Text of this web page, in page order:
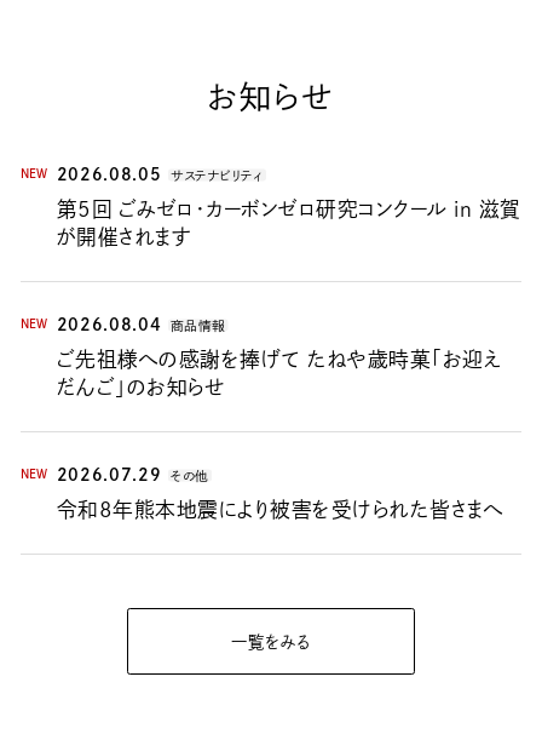
お知らせ
NEW
第5回 ごみゼロ・カーボンゼロ研究コンクール in 滋賀
が開催されます
2026.08.05 サステナビリティ
NEW
ご先祖様への感謝を捧げて たねや歳時菓「お迎え
だんご」のお知らせ
2026.08.04 商品情報
NEW
令和8年熊本地震により被害を受けられた皆さまへ
2026.07.29 その他
一覧をみる